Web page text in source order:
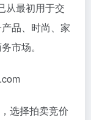
从最初用于交
品、时尚、家
市场。
选择拍卖竞价